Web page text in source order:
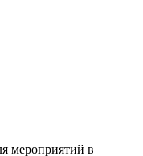
мероприятий в